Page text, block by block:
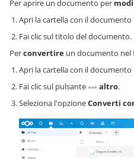
Per aprire un documento per
Apri la cartella con il documento
Fai clic sul titolo del documento.
Perconvertire un documento nel
Apri la cartella con il documento
Fai clic sul pulsante
altro.
Seleziona l'opzioneConverti